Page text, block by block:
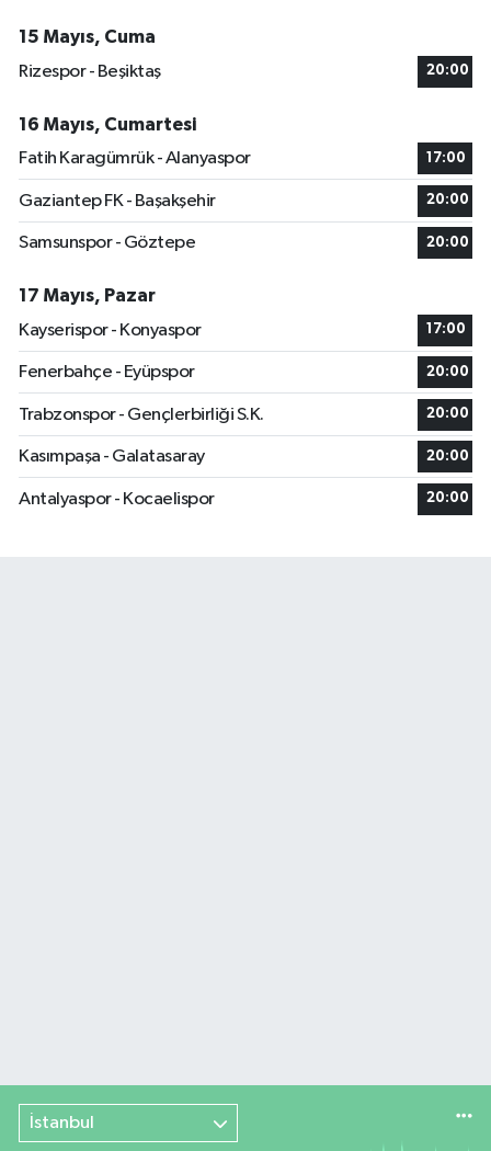
15 Mayıs, Cuma
Rizespor - Beşiktaş
20:00
16 Mayıs, Cumartesi
Fatih Karagümrük - Alanyaspor
17:00
Gaziantep FK - Başakşehir 20:00
Samsunspor - Göztepe 20:00
17 Mayıs, Pazar
Kayserispor - Konyaspor
17:00
Fenerbahçe - Eyüpspor 20:00
Trabzonspor - Gençlerbirliği S.K. 20:00
Kasımpaşa - Galatasaray 20:00
Antalyaspor - Kocaelispor 20:00
İstanbul